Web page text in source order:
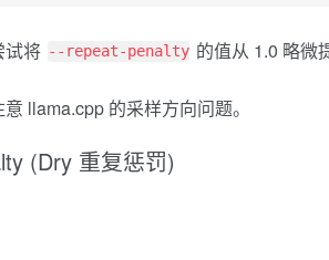
试将 --repeat-penalty 的值从 1.0 略微
llama.cpp 的采样方向问题。
(Dry 重复惩罚)